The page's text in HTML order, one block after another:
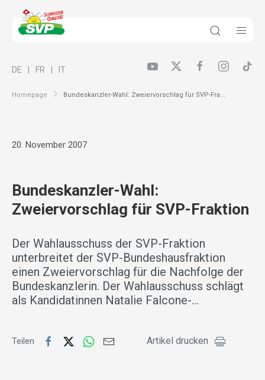
Homepage Bundeskanzler-Wahl: Zweiervorschlag für SVP-Fra...
DE FR IT
20. November 2007
Bundeskanzler-Wahl:
Zweiervorschlag für SVP-Fraktion
Der Wahlausschuss der SVP-Fraktion
unterbreitet der SVP-Bundeshausfraktion
einen Zweiervorschlag für die Nachfolge der
Bundeskanzlerin. Der Wahlausschuss schlägt
als Kandidatinnen Natalie Falcone-…
Teilen Artikel drucken